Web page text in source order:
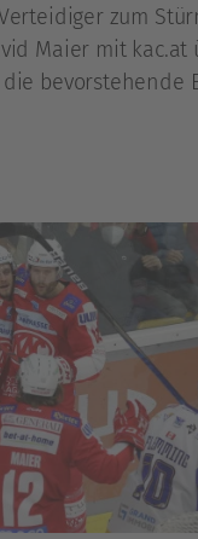
zum
Maier mit kac.at
bevorstehende